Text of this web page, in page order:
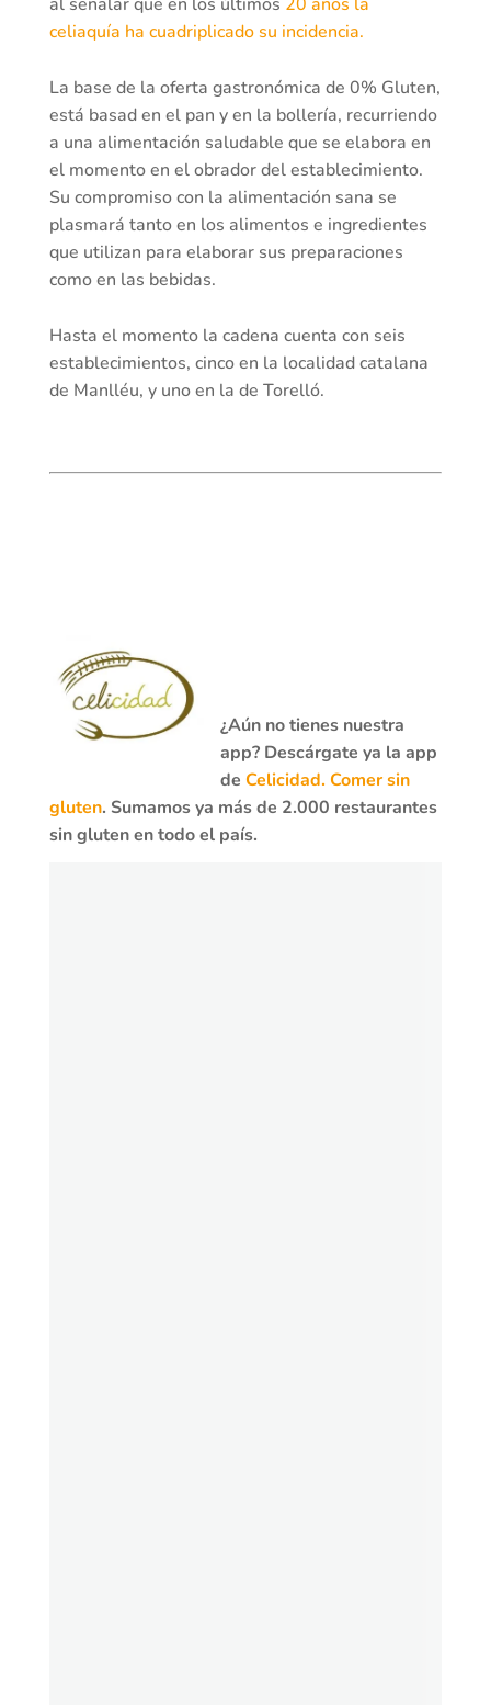
celiaquía ha cuadriplicado su incidencia.
La base de la oferta gastronómica de 0% Gluten,
está basad en el pan y en la bollería, recurriendo
a una alimentación saludable que se elabora en
el momento en el obrador del establecimiento.
Su compromiso con la alimentación sana se
plasmará tanto en los alimentos e ingredientes
que utilizan para elaborar sus preparaciones
como en las bebidas.
Hasta el momento la cadena cuenta con seis
establecimientos, cinco en la localidad catalana
de Manlléu, y uno en la de Torelló.
¿Aún no tienes nuestra
app? Descárgate ya la app
de Celicidad. Comer sin
gluten. Sumamos ya más de 2.000 restaurantes
sin gluten en todo el país.